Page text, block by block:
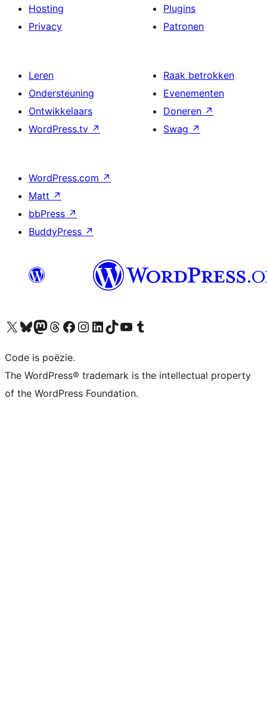
Hosting
Privacy
Plugins
Patronen
Leren
Ondersteuning
Ontwikkelaars
WordPress.tv ↗
Raak betrokken
Evenementen
Doneren ↗
Swag ↗
WordPress.com ↗
Matt ↗
bbPress ↗
BuddyPress ↗
Bezoek ons X (voorheen Twitter) account
Bezoek ons Bluesky account
Bezoek ons Mastodon account
Bezoek ons Threads account
Onze Facebook pagina bezoeken
Bezoek ons Instagram account
Bezoek ons LinkedIn account
Bezoek ons TikTok account
Bezoek ons YouTube kanaalBezoek ons Tumblr account
Code is poëzie.
The WordPress® trademark is the intellectual property
of the WordPress Foundation.